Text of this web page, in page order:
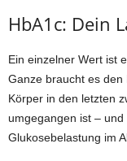
HbA1c: Dein
Ein einzelner Wert ist
Ganze braucht es den
Körper in den letzten
umgegangen ist –
Glukosebelastung im